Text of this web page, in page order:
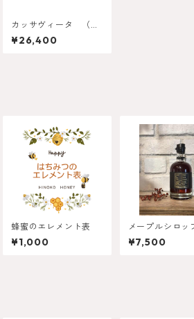
カッサヴィータ （テ
ラヘルツかっさ）
¥26,400
蜂蜜のエレメント表
¥1,000
メープルシロ
ber-
¥7,500